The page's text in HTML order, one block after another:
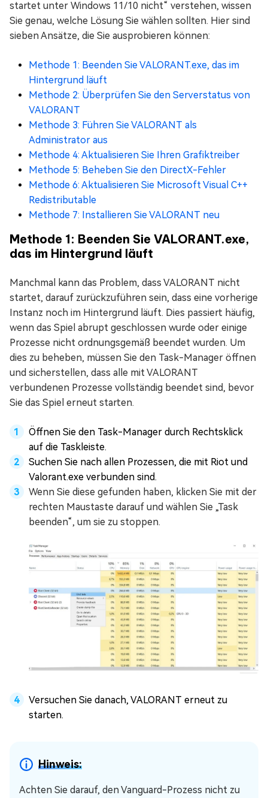
startet unter Windows 11/10 nicht“ verstehen, wissen
Sie genau, welche Lösung Sie wählen sollten. Hier sind
sieben Ansätze, die Sie ausprobieren können:
Methode 1: Beenden Sie VALORANT.exe, das im
Hintergrund läuft
Methode 2: Überprüfen Sie den Serverstatus von
VALORANT
Methode 3: Führen Sie VALORANT als
Administrator aus
Methode 4: Aktualisieren Sie Ihren Grafiktreiber
Methode 5: Beheben Sie den DirectX-Fehler
Methode 6: Aktualisieren Sie Microsoft Visual C++
Redistributable
Methode 7: Installieren Sie VALORANT neu
Methode 1: Beenden Sie VALORANT.exe,
das im Hintergrund läuft
Manchmal kann das Problem, dass VALORANT nicht
startet, darauf zurückzuführen sein, dass eine vorherige
Instanz noch im Hintergrund läuft. Dies passiert häufig,
wenn das Spiel abrupt geschlossen wurde oder einige
Prozesse nicht ordnungsgemäß beendet wurden. Um
dies zu beheben, müssen Sie den Task-Manager öffnen
und sicherstellen, dass alle mit VALORANT
verbundenen Prozesse vollständig beendet sind, bevor
Sie das Spiel erneut starten.
Öffnen Sie den Task-Manager durch Rechtsklick
auf die Taskleiste.
Suchen Sie nach allen Prozessen, die mit Riot und
Valorant.exe verbunden sind.
Wenn Sie diese gefunden haben, klicken Sie mit der
rechten Maustaste darauf und wählen Sie „Task
beenden“, um sie zu stoppen.
Versuchen Sie danach, VALORANT erneut zu
starten.
Hinweis:
Achten Sie darauf, den Vanguard-Prozess nicht zu